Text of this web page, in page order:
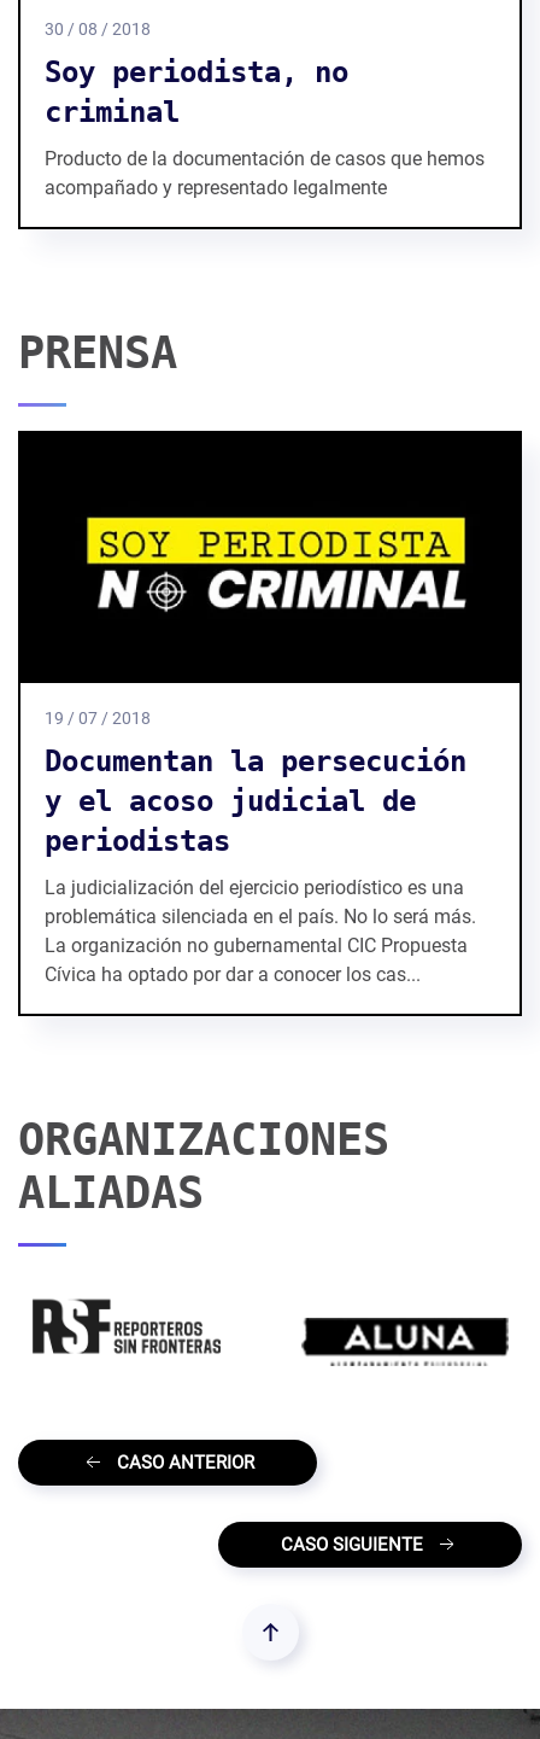
30 / 08 / 2018
Soy periodista, no
criminal
Producto de la documentación de casos que hemos
acompañado y representado legalmente
PRENSA
19 / 07 / 2018
Documentan la persecución
y el acoso judicial de
periodistas
La judicialización del ejercicio periodístico es una
problemática silenciada en el país. No lo será más.
La organización no gubernamental CIC Propuesta
Cívica ha optado por dar a conocer los cas...
ORGANIZACIONES
ALIADAS
CASO ANTERIOR
CASO SIGUIENTE